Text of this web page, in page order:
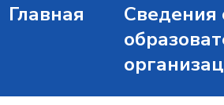
Главная
Сведения